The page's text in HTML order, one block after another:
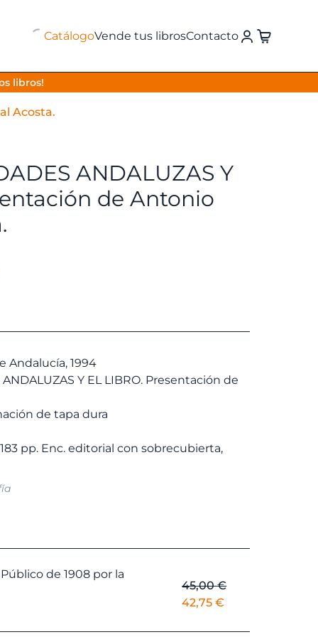
CatálogoVende tus librosContacto
libros!
Acosta.
ANDALUZAS Y
de Antonio
Andalucía, 1994
Y EL LIBRO. Presentación de
de tapa dura
pp. Enc. editorial con sobrecubierta,
de 1908 por la
45,00€
El
42,75€